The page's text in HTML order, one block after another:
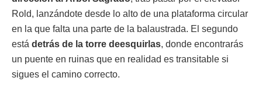
Rold, lanzándote desde lo alto de una plataforma circular
en la que falta una parte de la balaustrada. El segundo
está detrás de la torre deesquirlas, donde encontrarás
un puente en ruinas que en realidad es transitable si
sigues el camino correcto.